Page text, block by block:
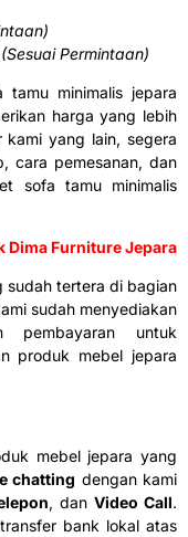
(Sesuai Permintaan)
minimalis jepara
harga yang lebih
kami yang lain, segera
cara pemesanan, dan
sofa tamu minimalis
Dima Furniture Jepara
sudah tertera di bagian
sudah menyediakan
pembayaran untuk
produk mebel jepara
mebel jepara yang
chatting dengan kami
, danVideo Call.
bank lokal atas